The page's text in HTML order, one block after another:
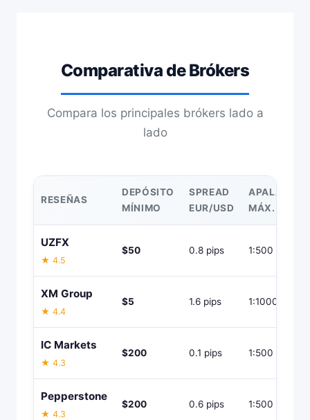
Comparativa de Brókers
Compara los principales brókers lado a
lado
RESEÑAS
DEPÓSITO
MÍNIMO
SPREAD
EUR/USD
MÁX.
UZFX
★ 4.5
$50 0.8 pips 1:500
XM Group
★ 4.4
$5 1.6 pips 1:1000
IC Markets
★ 4.3
$200 0.1 pips 1:500
Pepperstone
★ 4.3
$200 0.6 pips 1:500